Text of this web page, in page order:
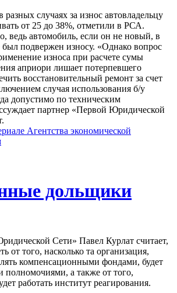
случаях за износ автовладельцу
от 25 до 38%, отметили в РСА.
ведь автомобиль, если он не новый, в
подвержен износу. «Однако вопрос
износа при расчете сумы
априори лишает потерпевшего
восстановительный ремонт за счет
случая использования б/у
допустимо по техническим
партнер «Первой Юридической
Агентства экономической
дольщики
Сети» Павел Курлат считает,
от того, насколько та организация,
компенсационными фондами, будет
полномочиями, а также от того,
работать институт реагирования.